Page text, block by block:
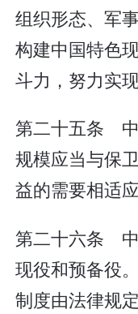
组织形态、军
构建中国特色
斗力，努力实
第二十五条
规模应当与保
益的需要相适应
第二十六条
现役和预备役
制度由法律规定